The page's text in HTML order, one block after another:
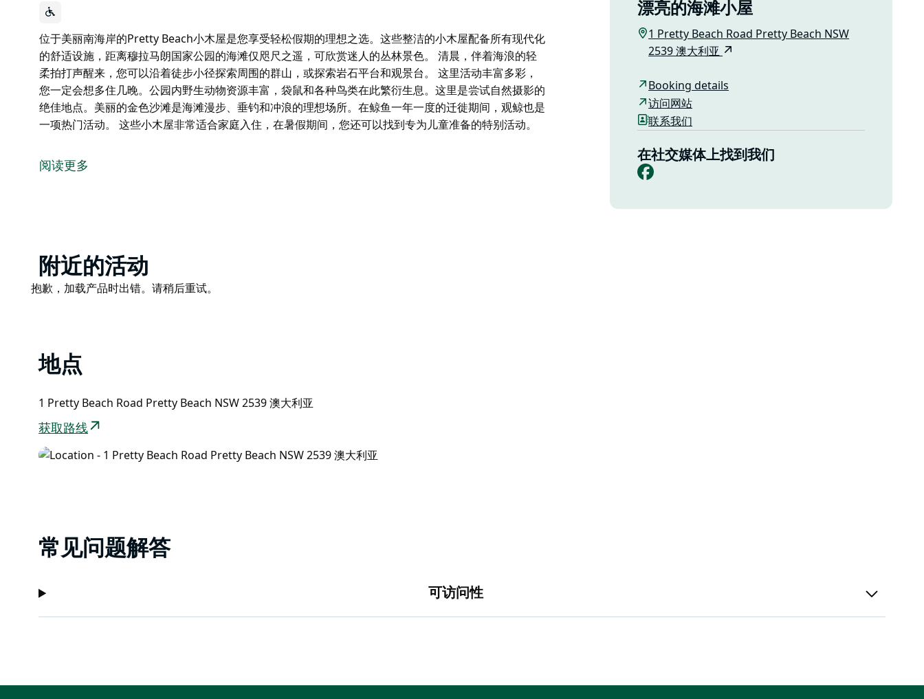
位于美丽南海岸的Pretty Beach小木屋是您享受轻松假期的理想之选。这些整洁的小木屋配备所有现代化
的舒适设施，距离穆拉马朗国家公园的海滩仅咫尺之遥，可欣赏迷人的丛林景色。 清晨，伴着海浪的轻
柔拍打声醒来，您可以沿着徒步小径探索周围的群山，或探索岩石平台和观景台。 这里活动丰富多彩，
您一定会想多住几晚。公园内野生动物资源丰富，袋鼠和各种鸟类在此繁衍生息。这里是尝试自然摄影的
绝佳地点。美丽的金色沙滩是海滩漫步、垂钓和冲浪的理想场所。在鲸鱼一年一度的迁徙期间，观鲸也是
一项热门活动。 这些小木屋非常适合家庭入住，在暑假期间，您还可以找到专为儿童准备的特别活动。
的舒适设施，距离穆拉马朗国家公园的海滩仅咫尺之遥，可欣赏迷人的丛林景色。
这些小木屋非常适合家庭入住，在暑假期间，您还可以找到专为儿童准备的特别活动。
阅读更多
漂亮的海滩小屋
1 Pretty Beach Road Pretty Beach NSW
2539 澳大利亚
Booking details
访问网站
联系我们
在社交媒体上找到我们
Facebook
Product
List
附近的活动
Product
抱歉，加载产品时出错。请稍后重试。
地点
1 Pretty Beach Road Pretty Beach NSW 2539 澳大利亚
获取路线
常见问题解答
可访问性